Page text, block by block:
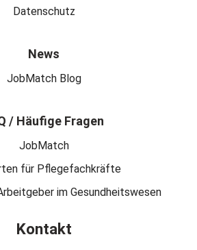
Datenschutz
News
JobMatch Blog
/ Häufige Fragen
JobMatch
für Pflegefachkräfte
im Gesundheitswesen
Kontakt